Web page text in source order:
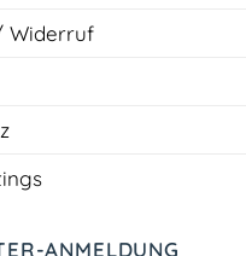
Widerruf
ANMELDUNG